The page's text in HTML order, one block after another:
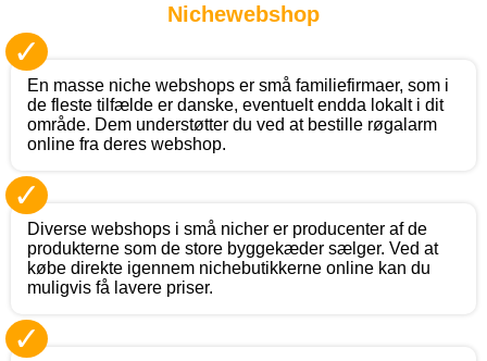
Nichewebshop
✓
En masse niche webshops er små familiefirmaer, som i
de fleste tilfælde er danske, eventuelt endda lokalt i dit
område. Dem understøtter du ved at bestille røgalarm
online fra deres webshop.
✓
Diverse webshops i små nicher er producenter af de
produkterne som de store byggekæder sælger. Ved at
købe direkte igennem nichebutikkerne online kan du
muligvis få lavere priser.
✓